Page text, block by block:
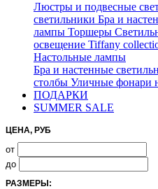
Люстры и подвесные
светильники Бра и
лампы Торшеры
освещение Tiffany
Настольные лампы
Бра и настенные
столбы Уличные фонари
ПОДАРКИ
SUMMER SALE
ЦЕНА, РУБ
от
до
РАЗМЕРЫ: